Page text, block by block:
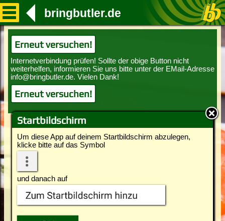
Startbildschirm
Um diese App auf deinem Startbildschirm abzulegen,
klicke bitte auf das Symbol
und danach auf
bringbutler.de
Erneut versuchen!
Erneut versuchen!